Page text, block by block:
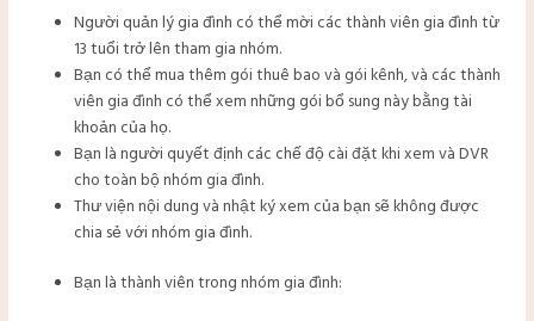
Người quản lý gia đình có thể mời các thành viên gia đình từ
13 tuổi trở lên tham gia nhóm.
Bạn có thể mua thêm gói thuê bao và gói kênh, và các thành
viên gia đình có thể xem những gói bổ sung này bằng tài
khoản của họ.
Bạn là người quyết định các chế độ cài đặt khi xem và DVR
cho toàn bộ nhóm gia đình.
Thư viện nội dung và nhật ký xem của bạn sẽ không được
chia sẻ với nhóm gia đình.
Bạn là thành viên trong nhóm gia đình: